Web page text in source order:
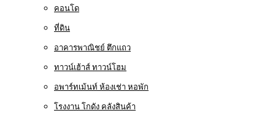
คอนโด
ที่ดิน
อาคารพาณิชย์ ตึกแถว
ทาวน์เฮ้าส์ ทาวน์โฮม
อพาร์ทเม้นท์ ห้องเช่า หอพัก
โรงงาน โกดัง คลังสินค้า